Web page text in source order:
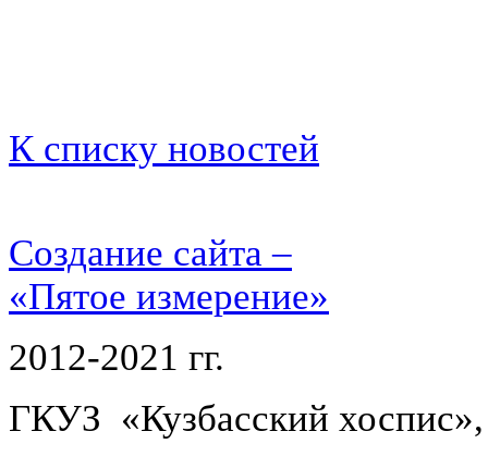
К списку новостей
Создание сайта –
«Пятое измерение»
2012-2021 гг.
ГКУЗ «Кузбасский хоспис»,